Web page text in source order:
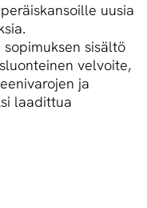
uusia
sisältö
velvoite,
ja
laadittua